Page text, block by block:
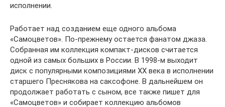
исполнении.
Работает над созданием еще одного альбома
«Самоцветов». По-прежнему остается фанатом джаза.
Собранная им коллекция компакт-дисков считается
одной из самых больших в России. В 1998-м выходит
диск с популярными композициями ХХ века в исполнении
старшего Преснякова на саксофоне. В дальнейшем он
продолжает работать с сыном, все также пишет для
«Самоцветов» и собирает коллекцию альбомов